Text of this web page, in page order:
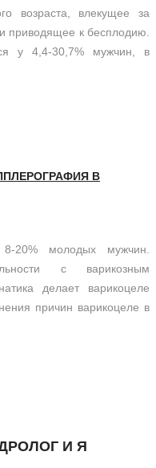
возраста, влекущее за
приводящее к бесплодию.
у 4,4-30,7% мужчин, в
В
8-20% молодых мужчин.
с варикозным
делает варикоцеле
причин варикоцеле в
И Я